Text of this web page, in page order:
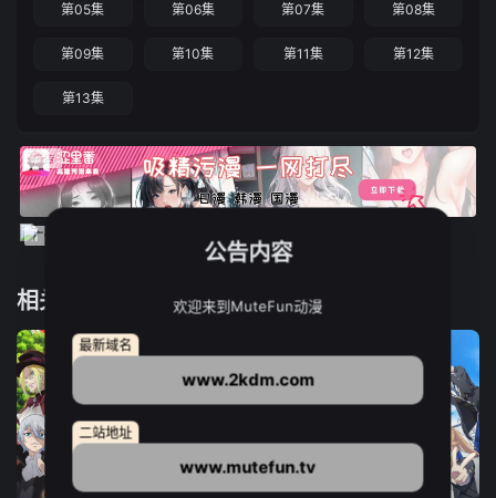
第05集 第06集 第07集 第08集
第09集 第10集 第11集 第12集
第13集
相关推荐
公告内容
欢迎来到MuteFun动漫
最新域名
www.2kdm.com
二站地址
www.mutefun.tv